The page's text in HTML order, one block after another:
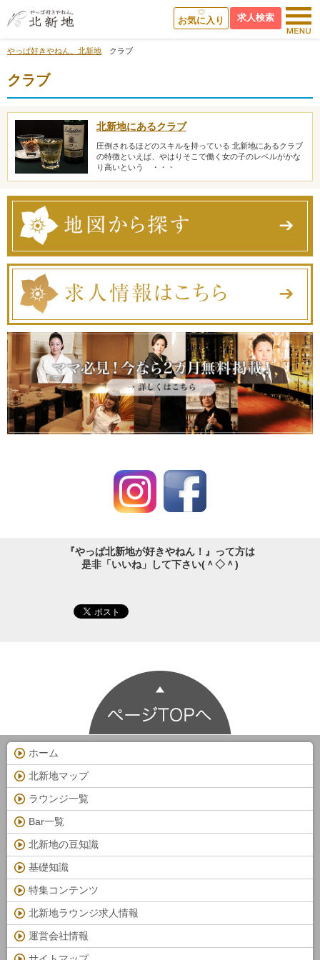
求人検索
お気に入り
やっぱ好きやねん。北新地 クラブ
クラブ
北新地にあるクラブ
圧倒されるほどのスキルを持っている 北新地にあるクラブ
の特徴といえば、やはりそこで働く女の子のレベルがかな
り高いという ・・・
『やっぱ北新地が好きやねん！』って方は
是非「いいね」して下さい(＾◇＾)
ホーム
北新地マップ
ラウンジ一覧
Bar一覧
北新地の豆知識
基礎知識
特集コンテンツ
北新地ラウンジ求人情報
運営会社情報